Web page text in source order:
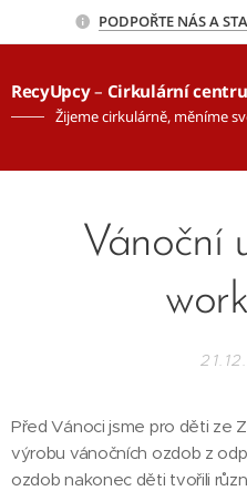
PODPOŘTE NÁS A
RecyUpcy– Cirkulární
Žijeme cirkulárně, měníme
Vánoční
Před Vánoci jsme pro děti ze
výrobu vánočních ozdob z
ozdob nakonec děti tvořili